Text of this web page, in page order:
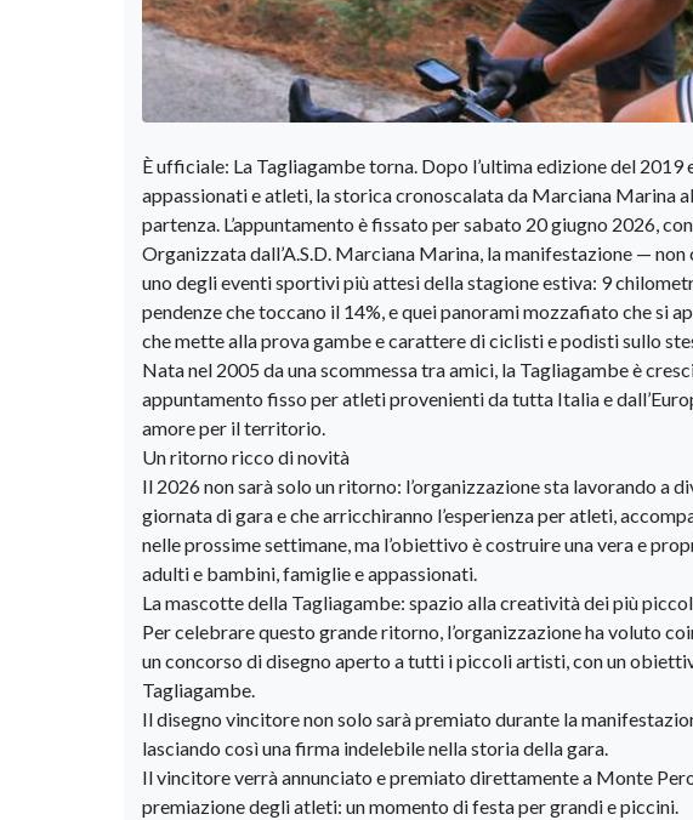
È ufficiale: La Tagliagambe torna. Dopo l’ultima edizione del 2019
appassionati e atleti, la storica cronoscalata da Marciana Marina
partenza. L’appuntamento è fissato per sabato 20 giugno 2026,
Organizzata dall’A.S.D. Marciana Marina, la manifestazione —
uno degli eventi sportivi più attesi della stagione estiva: 9
pendenze che toccano il 14%, e quei panorami mozzafiato che si
che mette alla prova gambe e carattere di ciclisti e podisti sullo
Nata nel 2005 da una scommessa tra amici, la Tagliagambe è
appuntamento fisso per atleti provenienti da tutta Italia e
amore per il territorio.
Un ritorno ricco di novità
Il 2026 non sarà solo un ritorno: l’organizzazione sta lavorando a
giornata di gara e che arricchiranno l’esperienza per atleti,
nelle prossime settimane, ma l’obiettivo è costruire una vera e
adulti e bambini, famiglie e appassionati.
La mascotte della Tagliagambe: spazio alla creatività dei più
Per celebrare questo grande ritorno, l’organizzazione ha voluto
un concorso di disegno aperto a tutti i piccoli artisti, con un
Tagliagambe.
Il disegno vincitore non solo sarà premiato durante la
lasciando così una firma indelebile nella storia della gara.
Il vincitore verrà annunciato e premiato direttamente a Monte
premiazione degli atleti: un momento di festa per grandi e piccini.